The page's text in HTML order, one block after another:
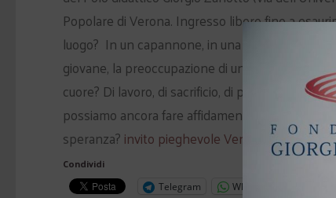
Popolare di Verona. Ingresso libero fino a
luogo? In un capannone, in una chiesa, in un
giovane, la preoccupazione di un adulto, oppure
cuore? Di lavoro, di sacrificio, di pena per un
possiamo ancora fare affidamento su questo
speranza? invito pieghevole Veneto
Condividi
Telegram WhatsApp